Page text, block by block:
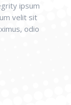
ipsum
velit sit
odio